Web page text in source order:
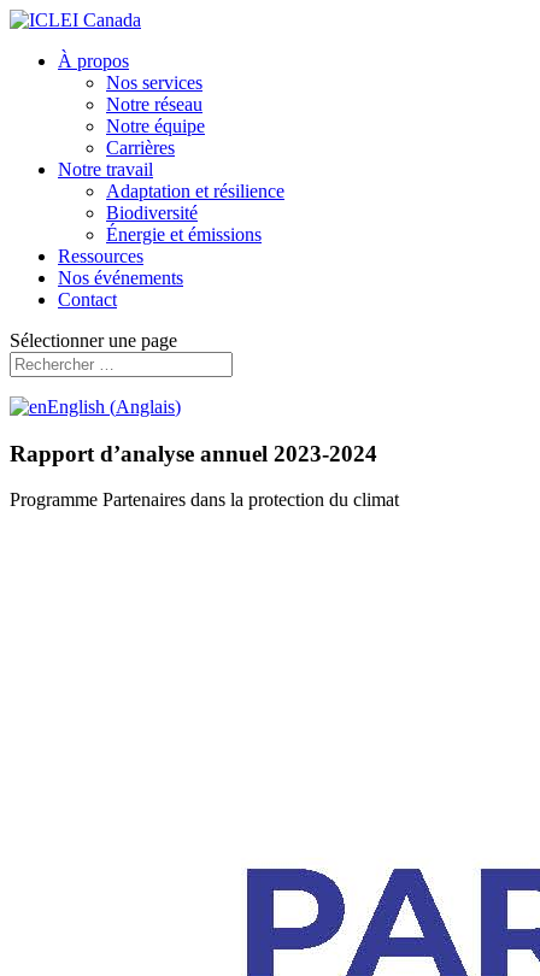
À propos
Nos services
Notre réseau
Notre équipe
Carrières
Notre travail
Adaptation et résilience
Biodiversité
Énergie et émissions
Ressources
Nos événements
Contact
Sélectionner une page
English (Anglais)
Rapport d’analyse annuel 2023-2024
Programme Partenaires dans la protection du climat